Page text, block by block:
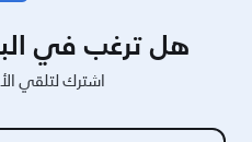
هل ترغب في
اشترك لتلقي